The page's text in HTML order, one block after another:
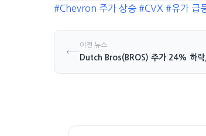
#Chevron 주가 상승 #CVX #유가 급
←이전 뉴스
Dutch Bros(BROS) 주가 24% 하락